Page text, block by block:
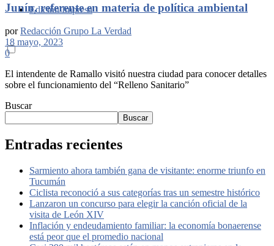
Edición Impresa
Junín, referente en materia de política ambiental
por Redacción Grupo La Verdad
18 mayo, 2023
0
El intendente de Ramallo visitó nuestra ciudad para conocer detalles
sobre el funcionamiento del “Relleno Sanitario”
Buscar
Buscar
Entradas recientes
Sarmiento ahora también gana de visitante: enorme triunfo en
Tucumán
Ciclista reconoció a sus categorías tras un semestre histórico
Lanzaron un concurso para elegir la canción oficial de la
visita de León XIV
Inflación y endeudamiento familiar: la economía bonaerense
está peor que el promedio nacional